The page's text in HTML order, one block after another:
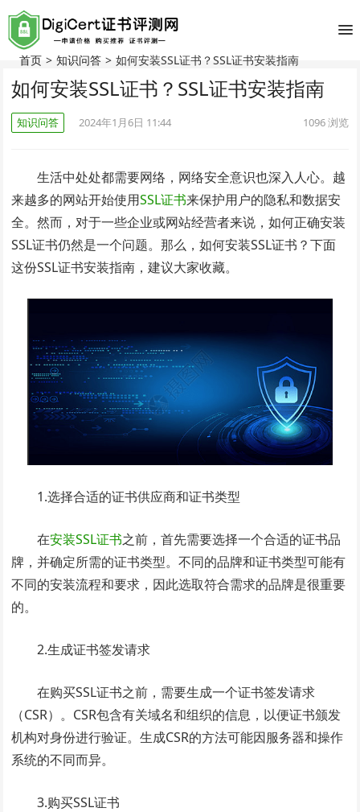
首页 > 知识问答 > 如何安装SSL证书？SSL证书安装指南
如何安装SSL证书？SSL证书安装指南
知识问答 2024年1月6日 11:44 1096浏览
生活中处处都需要网络，网络安全意识也深入人心。越
来越多的网站开始使用SSL证书来保护用户的隐私和数据安
全。然而，对于一些企业或网站经营者来说，如何正确安装
SSL证书仍然是一个问题。那么，如何安装SSL证书？下面
这份SSL证书安装指南，建议大家收藏。
1.选择合适的证书供应商和证书类型
在安装SSL证书之前，首先需要选择一个合适的证书品
牌，并确定所需的证书类型。不同的品牌和证书类型可能有
不同的安装流程和要求，因此选取符合需求的品牌是很重要
的。
2.生成证书签发请求
在购买SSL证书之前，需要生成一个证书签发请求
（CSR）。CSR包含有关域名和组织的信息，以便证书颁发
机构对身份进行验证。生成CSR的方法可能因服务器和操作
系统的不同而异。
3.购买SSL证书